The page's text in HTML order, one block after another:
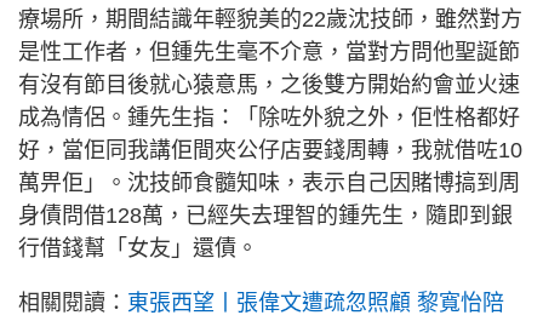
療場所，期間結識年輕貌美的22歲沈技師，雖然對方
是性工作者，但鍾先生毫不介意，當對方問他聖誕節
有沒有節目後就心猿意馬，之後雙方開始約會並火速
成為情侶。鍾先生指：「除咗外貌之外，佢性格都好
好，當佢同我講佢間夾公仔店要錢周轉，我就借咗10
萬畀佢」。沈技師食髓知味，表示自己因賭博搞到周
身債問借128萬，已經失去理智的鍾先生，隨即到銀
行借錢幫「女友」還債。
相關閱讀： 東張西望丨張偉文遭疏忽照顧 黎寬怡陪